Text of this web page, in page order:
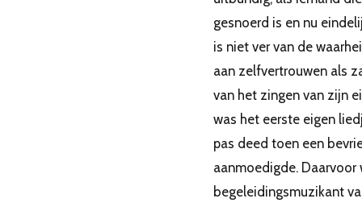
gesnoerd is en nu
is niet ver van de
aan zelfvertrouwen als
van het zingen van zijn
was het eerste eigen
pas deed toen een
aanmoedigde. Daarvoor
begeleidingsmuzikant